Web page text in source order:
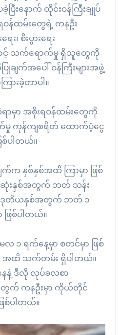
ပြီးနောက် ထိုင်းဝန်ကြီးချုပ်
ဝန်ထမ်းတွေရဲ့ ကနဦး
၊ စီးပွားရေး
ာင့် သက်ရောက်မှု ရှိသူတွေကို
ချက်အပေါ် ဝန်ကြီးများအဖွဲ့
ားခဲ့တာပါ။
ရာမှာ အစိုးရဝန်ထမ်းတွေကို
မှု ကုန်ကျစရိတ် ထောက်ပံ့ငွေ
စ်ပါတယ်။
က နှစ်နှစ်အထိ ကြာမှာ ဖြစ်
မဆုံးနှစ်အတွက် ဘတ် သန်း
ယ့် ဒုတိယနှစ်အတွက် ဘတ် ၁
ြစ်ပါတယ်။
၁ ရက်နေ့မှာ စတင်မှာ ဖြစ်
အထိ သက်တမ်း ရှိပါတယ်။
နဲ့ ဒီလို လုပ်ခလစာ
တွက် ကနဦးမှာ ကိုယ်တိုင်
စ်ပါတယ်။